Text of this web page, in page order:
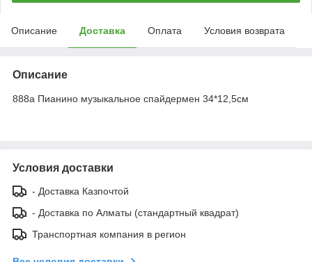
Описание Доставка Оплата Условия возврата
Описание
888а Пианино музыкальное спайдермен 34*12,5см
Условия доставки
- Доставка Казпочтой
- Доставка по Алматы (стандартный квадрат)
Транспортная компания в регион